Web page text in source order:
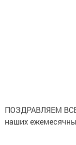
ПОЗДРАВЛЯЕМ
наших